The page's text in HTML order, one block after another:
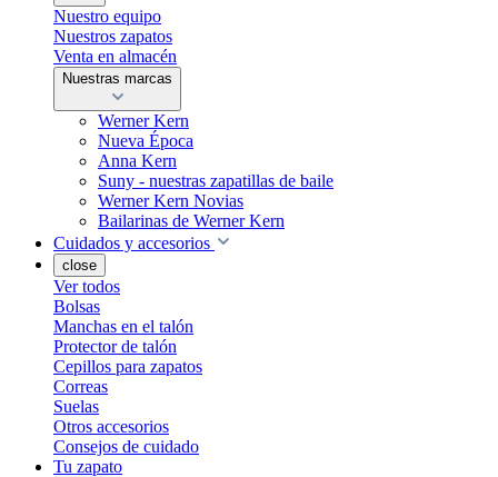
Nuestro equipo
Nuestros zapatos
Venta en almacén
Nuestras marcas
Werner Kern
Nueva Época
Anna Kern
Suny - nuestras zapatillas de baile
Werner Kern Novias
Bailarinas de Werner Kern
Cuidados y accesorios
close
Ver todos
Bolsas
Manchas en el talón
Protector de talón
Cepillos para zapatos
Correas
Suelas
Otros accesorios
Consejos de cuidado
Tu zapato